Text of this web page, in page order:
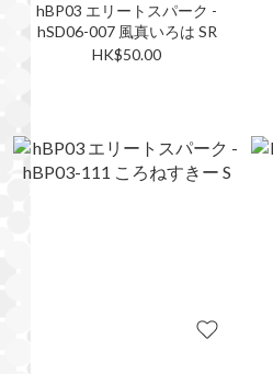
hBP03 エリートスパーク -
hSD06-007 風真いろは SR
HK$50.00